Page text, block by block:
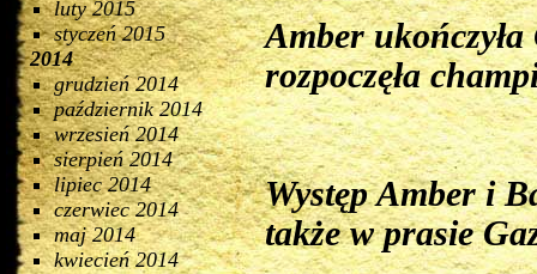
luty 2015
styczeń 2015
2014
grudzień 2014
październik 2014
wrzesień 2014
sierpień 2014
lipiec 2014
czerwiec 2014
maj 2014
kwiecień 2014
Amber
rozpoczęła
Występ Amber i
także w prasie